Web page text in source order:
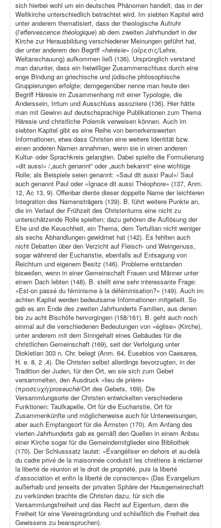
sich hierbei wohl um ein deutsches Phänomen handelt, das in der
Weltkirche unterschiedlich betrachtet wird. Im siebten Kapitel wird
unter anderem thematisiert, dass der theologische Aufruhr
(l’effervescence théologique) ab dem zweiten Jahrhundert in der
Kirche zur Herausbildung verschiedener Meinungen geführt hat,
der unter anderem den Begriff «hérésie» (αἵρεσις/Lehre,
Weltanschauung) aufkommen ließ (136). Ursprünglich verstand
man darunter, dass ein freiwilliger Zusammenschluss durch eine
enge Bindung an griechische und jüdische philosophische
Gruppierungen erfolgte; demgegenüber nenne man heute den
Begriff Häresie im Zusammenhang mit einer Typologie, die
Anderssein, Irrtum und Ausschluss assoziiere (136). Hier hätte
man mit Gewinn auf deutschsprachige Publikationen zum Thema
Häresie und christliche Polemik verweisen können. Auch im
siebten Kapitel gibt es eine Reihe von bemerkenswerten
Informationen, etwa dass Christen eine weitere Identität bzw.
einen anderen Namen annahmen, wenn sie in einen anderen
Kultur- oder Sprachkreis gelangten. Dabei spielte die Formulierung
«dit aussi» /„auch genannt“ oder „auch bekannt“ eine wichtige
Rolle; als Beispiele seien genannt: «Saul dit aussi Paul»/ Saul
auch genannt Paul oder «Ignace dit aussi Théophore» (137, Anm.
12, Ac 13, 9). Offenbar diente dieser doppelte Name der leichteren
Integration des Namensträgers (139). B. führt weitere Punkte an,
die im Verlauf der Frühzeit des Christentums eine nicht zu
unterschätzende Rolle spielten; dazu gehören die Auflösung der
Ehe und die Keuschheit, ein Thema, dem Tertullian nicht weniger
als sechs Abhandlungen gewidmet hat (142). Es fehlten auch
nicht Debatten über den Verzicht auf Fleisch- und Weingenuss,
sogar während der Eucharistie, ebenfalls auf Entsagung von
Reichtum und eigenem Besitz (146). Probleme entstanden
bisweilen, wenn in einer Gemeinschaft Frauen und Männer unter
einem Dach lebten (148). B. stellt eine sehr interessante Frage:
«Est-on passé du féminisme à la déféminisation?» (149). Auch im
achten Kapitel werden bedeutsame Informationen mitgeteilt. So
gab es am Ende des zweiten Jahrhunderts Familien, aus denen
bis zu acht Bischöfe hervorgingen (158/161). B. geht auch noch
einmal auf die verschiedenen Bedeutungen von «église» (Kirche),
unter anderem mit dem Sinngehalt eines Gebäudes für die
christlichen Gemeinschaft (169), seit der Verfolgung unter
Diokletian 303 n. Chr. belegt (Anm. 64, Eusebios von Caesarea,
H. e. 8, 2 ,4). Die Christen selbst allerdings bevorzugten, in der
Tradition der Juden, für den Ort, wo sie sich zum Gebet
versammelten, den Ausdruck «lieu de prière»
(προσευχή/proseuchè/Ort des Gebets, 169). Die
Versammlungsorte der Christen entwickelten verschiedene
Funktionen: Taufkapelle, Ort für die Eucharistie, Ort für
Zusammenkünfte und möglicherweise auch für Unterweisungen,
aber auch Empfangsort für die Ärmsten (170). Am Anfang des
vierten Jahrhunderts gab es gemäß den Quellen in einem Anbau
einer Kirche sogar für die Gemeindemitglieder eine Bibliothek
(170). Der Schlusssatz lautet: «Évangéliser en dehors et au-delà
du cadre privé de la maisonnée conduisit les chrétiens à réclamer
la liberté de réunion et le droit de propriété, puis la liberté
d’association et enfin la liberté de conscience» (Das Evangelium
außerhalb und jenseits der privaten Sphäre der Hausgemeinschaft
zu verkünden brachte die Christen dazu, für sich die
Versammlungsfreiheit und das Recht auf Eigentum, dann die
Freiheit für eine Vereinsgründung und schließlich die Freiheit des
Gewissens zu beanspruchen).